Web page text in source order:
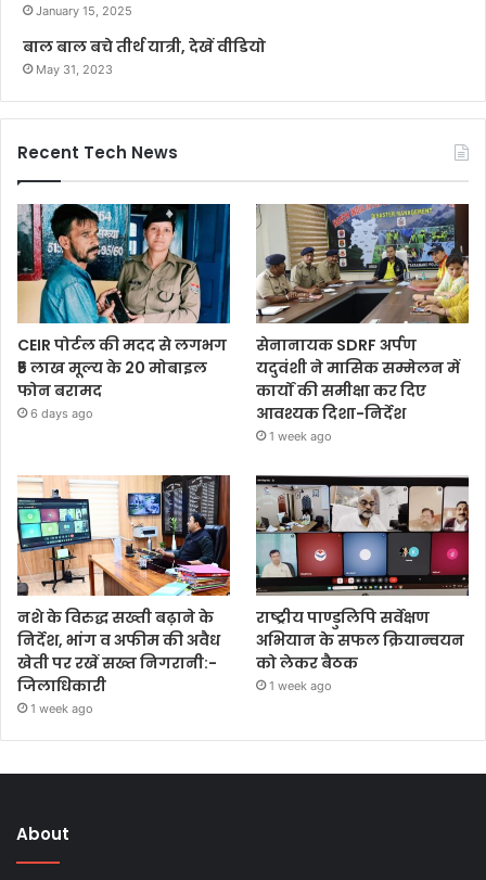
January 15, 2025
बाल बाल बचे तीर्थ यात्री, देखें वीडियो
May 31, 2023
Recent Tech News
CEIR पोर्टल की मदद से लगभग
₹5 लाख मूल्य के 20 मोबाइल
फोन बरामद
6 days ago
सेनानायक SDRF अर्पण
यदुवंशी ने मासिक सम्मेलन में
कार्यों की समीक्षा कर दिए
आवश्यक दिशा-निर्देश
1 week ago
नशे के विरुद्ध सख्ती बढ़ाने के
निर्देश, भांग व अफीम की अवैध
खेती पर रखें सख्त निगरानी:-
जिलाधिकारी
1 week ago
राष्ट्रीय पाण्डुलिपि सर्वेक्षण
अभियान के सफल क्रियान्वयन
को लेकर बैठक
1 week ago
About